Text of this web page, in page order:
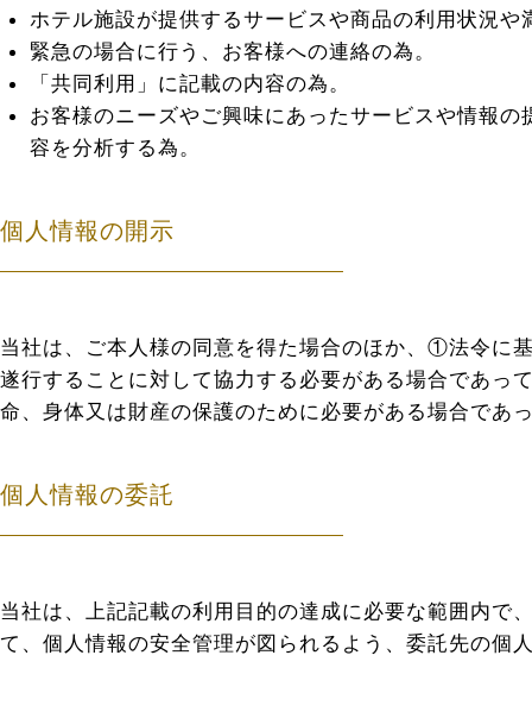
ホテル施設が提供するサービスや商品の利用状況
緊急の場合に行う、お客様への連絡の為。
「共同利用」に記載の内容の為。
お客様のニーズやご興味にあったサービスや情報
容を分析する為。
個人情報の開示
当社は、ご本人様の同意を得た場合のほか、①法令に
遂行することに対して協力する必要がある場合であ
命、身体又は財産の保護のために必要がある場合であ
個人情報の委託
当社は、上記記載の利用目的の達成に必要な範囲内で
て、個人情報の安全管理が図られるよう、委託先の個